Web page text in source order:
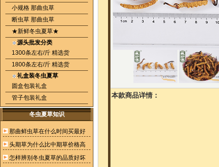
小规格 那曲虫草
断虫草 那曲虫草
★新鲜冬虫夏草★
源头批发分类
1300条左右/斤 精选货
1800条左右/斤 精选货
礼盒装冬虫夏草
圆盒包装礼盒
管子包装礼盒
冬虫夏草知识
那曲鲜虫草在什么时间买最好
头期草为什么比中期草价格高
怎样辨别冬虫夏草的品质好坏
本款商品详情：